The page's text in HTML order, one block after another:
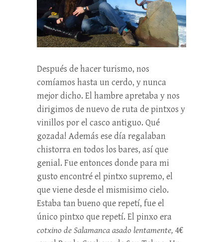
Después de hacer turismo, nos
comíamos hasta un cerdo, y nunca
mejor dicho. El hambre apretaba y nos
dirigimos de nuevo de ruta de pintxos y
vinillos por el casco antiguo. Qué
gozada! Además ese día regalaban
chistorra en todos los bares, así que
genial. Fue entonces donde para mi
gusto encontré el pintxo supremo, el
que viene desde el mismisimo cielo.
Estaba tan bueno que repetí, fue el
único pintxo que repetí. El pinxo era
cotxino de Salamanca asado lentamente, 4€